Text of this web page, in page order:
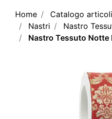
Home Catalogo articoli
Nastri
Nastro
Nastro Tessuto Notte